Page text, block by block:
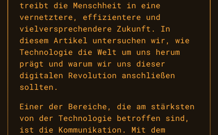
treibt die Menschheit in eine
vernetztere, effizientere und
vielversprechendere Zukunft. In
diesem Artikel untersuchen wir, wie
Technologie die Welt um uns herum
prägt und warum wir uns dieser
digitalen Revolution anschließen
sollten.
Einer der Bereiche, die am stärksten
von der Technologie betroffen sind,
ist die Kommunikation. Mit dem